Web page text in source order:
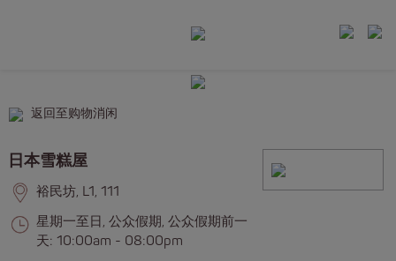
返回至购物消闲
日本雪糕屋
裕民坊, L1, 111
星期一至日, 公众假期, 公众假期前一
天: 10:00am - 08:00pm